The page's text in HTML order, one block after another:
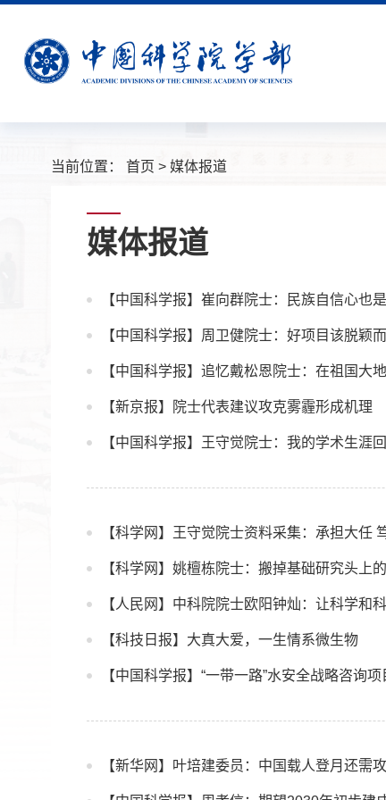
当前位置： 首页 > 媒体报道
媒体报道
【中国科学报】崔向群院士：民族自信心也
【中国科学报】周卫健院士：好项目该脱颖
【中国科学报】追忆戴松恩院士：在祖国大
【新京报】院士代表建议攻克雾霾形成机理
【中国科学报】王守觉院士：我的学术生涯
【科学网】王守觉院士资料采集：承担大任
【科学网】姚檀栋院士：搬掉基础研究头上
【人民网】中科院院士欧阳钟灿：让科学和
【科技日报】大真大爱，一生情系微生物
【中国科学报】“一带一路”水安全战略咨询
【新华网】叶培建委员：中国载人登月还需